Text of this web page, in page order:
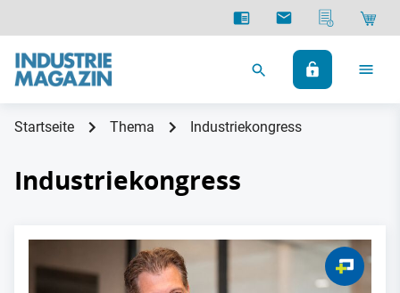
Startseite Thema Industriekongress
Industriekongress